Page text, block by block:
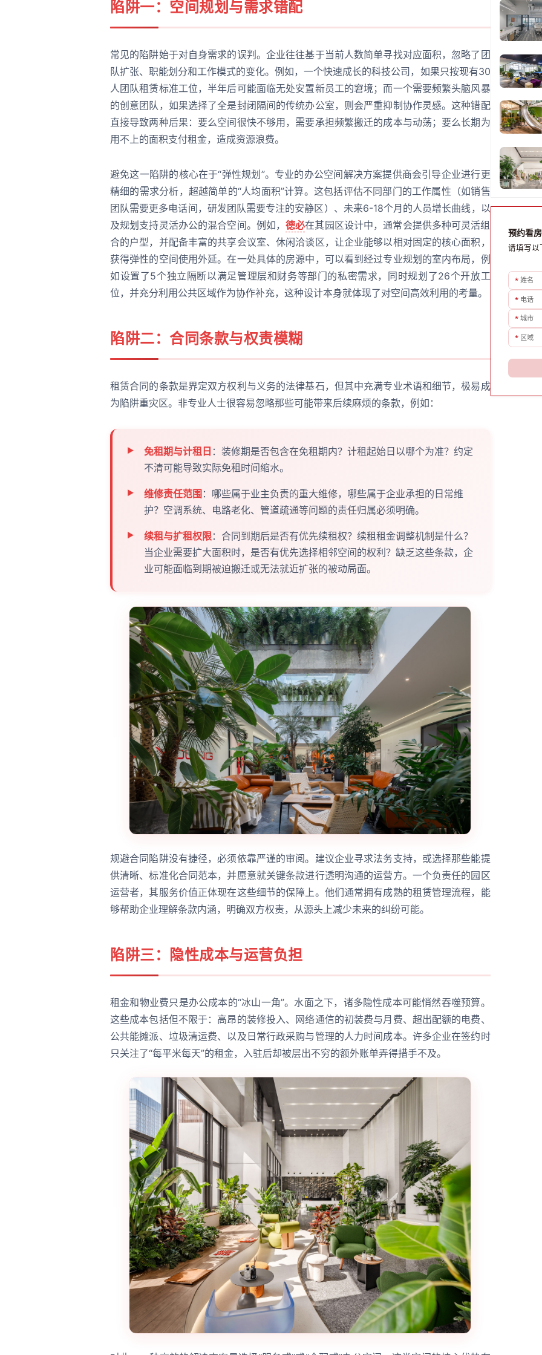
陷阱一：空间规划与需求错配
常见的陷阱始于对自身需求的误判。企业往往基于当前人数简单寻找对应面积，忽略了团
队扩张、职能划分和工作模式的变化。例如，一个快速成长的科技公司，如果只按现有30
人团队租赁标准工位，半年后可能面临无处安置新员工的窘境；而一个需要频繁头脑风暴
的创意团队，如果选择了全是封闭隔间的传统办公室，则会严重抑制协作灵感。这种错配
直接导致两种后果：要么空间很快不够用，需要承担频繁搬迁的成本与动荡；要么长期为
用不上的面积支付租金，造成资源浪费。
避免这一陷阱的核心在于“弹性规划”。专业的办公空间解决方案提供商会引导企业进行更
精细的需求分析，超越简单的“人均面积”计算。这包括评估不同部门的工作属性（如销售
团队需要更多电话间，研发团队需要专注的安静区）、未来6-18个月的人员增长曲线，以
及规划支持灵活办公的混合空间。例如，德必在其园区设计中，通常会提供多种可灵活组
合的户型，并配备丰富的共享会议室、休闲洽谈区，让企业能够以相对固定的核心面积，
获得弹性的空间使用外延。在一处具体的房源中，可以看到经过专业规划的室内布局，例
如设置了5个独立隔断以满足管理层和财务等部门的私密需求，同时规划了26个开放工
位，并充分利用公共区域作为协作补充，这种设计本身就体现了对空间高效利用的考量。
陷阱二：合同条款与权责模糊
租赁合同的条款是界定双方权利与义务的法律基石，但其中充满专业术语和细节，极易成
为陷阱重灾区。非专业人士很容易忽略那些可能带来后续麻烦的条款，例如：
免租期与计租日 ：装修期是否包含在免租期内？计租起始日以哪个为准？约定
不清可能导致实际免租时间缩水。
维修责任范围 ：哪些属于业主负责的重大维修，哪些属于企业承担的日常维
护？空调系统、电路老化、管道疏通等问题的责任归属必须明确。
续租与扩租权限：合同到期后是否有优先续租权？续租租金调整机制是什么？
当企业需要扩大面积时，是否有优先选择相邻空间的权利？缺乏这些条款，企
业可能面临到期被迫搬迁或无法就近扩张的被动局面。
规避合同陷阱没有捷径，必须依靠严谨的审阅。建议企业寻求法务支持，或选择那些能提
供清晰、标准化合同范本，并愿意就关键条款进行透明沟通的运营方。一个负责任的园区
运营者，其服务价值正体现在这些细节的保障上。他们通常拥有成熟的租赁管理流程，能
够帮助企业理解条款内涵，明确双方权责，从源头上减少未来的纠纷可能。
陷阱三：隐性成本与运营负担
租金和物业费只是办公成本的“冰山一角”。水面之下，诸多隐性成本可能悄然吞噬预算。
这些成本包括但不限于：高昂的装修投入、网络通信的初装费与月费、超出配额的电费、
公共能摊派、垃圾清运费、以及日常行政采购与管理的人力时间成本。许多企业在签约时
只关注了“每平米每天”的租金，入驻后却被层出不穷的额外账单弄得措手不及。
预约看房
请填写以
* 姓名
* 电话
* 城市
* 区域